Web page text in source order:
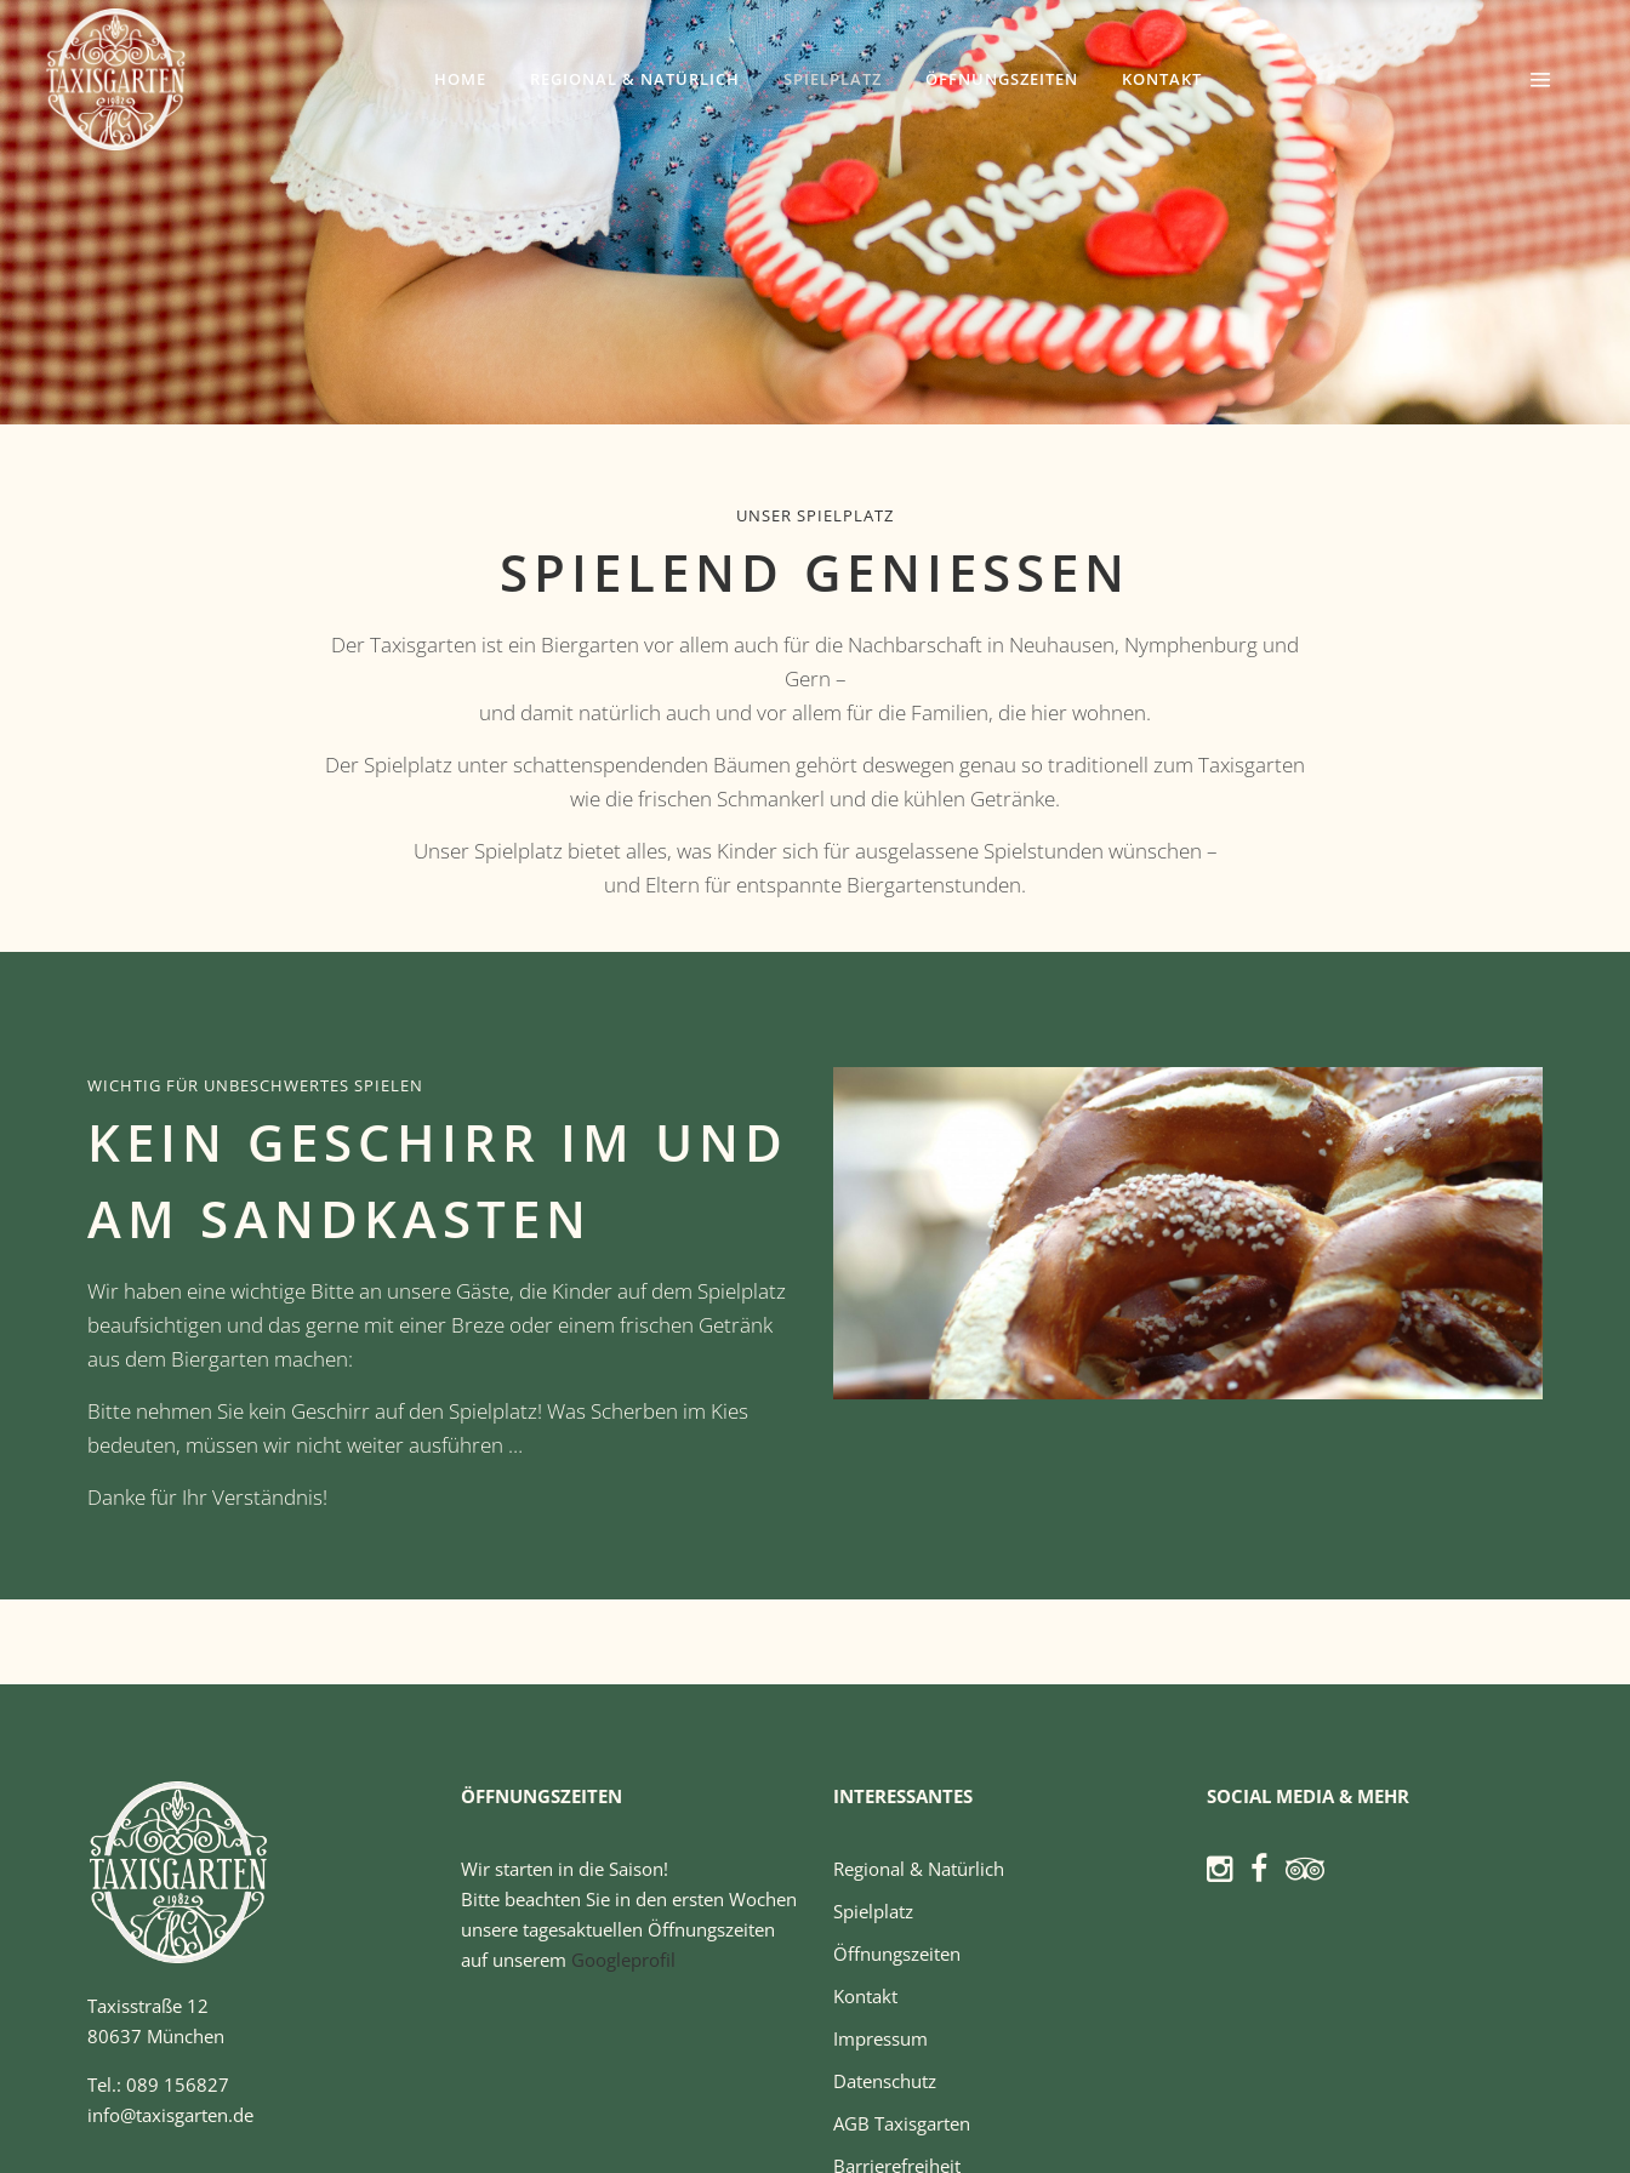
HOME REGIONAL & NATÜRLICH SPIELPLATZ ÖFFNUNGSZEITEN KONTAKT
UNSER SPIELPLATZ
SPIELEND GENIESSEN
Der Taxisgarten ist ein Biergarten vor allem auch für die Nachbarschaft in Neuhausen, Nymphenburg und
Gern –
und damit natürlich auch und vor allem für die Familien, die hier wohnen.
Der Spielplatz unter schattenspendenden Bäumen gehört deswegen genau so traditionell zum Taxisgarten
wie die frischen Schmankerl und die kühlen Getränke.
Unser Spielplatz bietet alles, was Kinder sich für ausgelassene Spielstunden wünschen –
und Eltern für entspannte Biergartenstunden.
WICHTIG FÜR UNBESCHWERTES SPIELEN
KEIN GESCHIRR IM UND
AM SANDKASTEN
Wir haben eine wichtige Bitte an unsere Gäste, die Kinder auf dem Spielplatz
beaufsichtigen und das gerne mit einer Breze oder einem frischen Getränk
aus dem Biergarten machen:
Bitte nehmen Sie kein Geschirr auf den Spielplatz! Was Scherben im Kies
bedeuten, müssen wir nicht weiter ausführen …
Danke für Ihr Verständnis!
Taxisstraße 12
80637 München
Tel.: 089 156827
info@taxisgarten.de
ÖFFNUNGSZEITEN
Wir starten in die Saison!
Bitte beachten Sie in den ersten Wochen
unsere tagesaktuellen Öffnungszeiten
auf unserem Googleprofil
INTERESSANTES
Regional & Natürlich
Spielplatz
Öffnungszeiten
Kontakt
Impressum
Datenschutz
AGB Taxisgarten
Barrierefreiheit
SOCIAL MEDIA & MEHR